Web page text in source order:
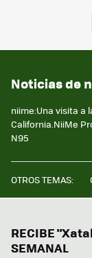
Noticias de
niime:Una visita a
California.NiiMe
N95
OTROS TEMAS:
RECIBE
SEMANAL